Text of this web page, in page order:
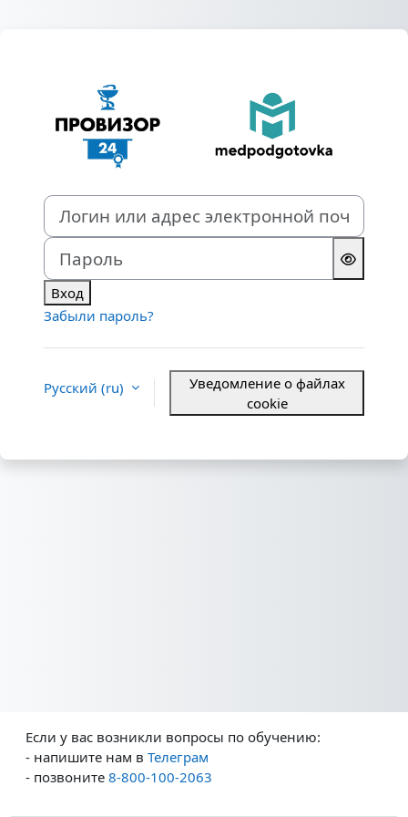
Зайти на
Логин или адрес электронной почты
Пароль
Вход
Забыли пароль?
Русский ‎(ru)‎
Уведомление о файлах
cookie
Если у вас возникли вопросы по обучению:
- напишите нам в Телеграм
- позвоните 8-800-100-2063